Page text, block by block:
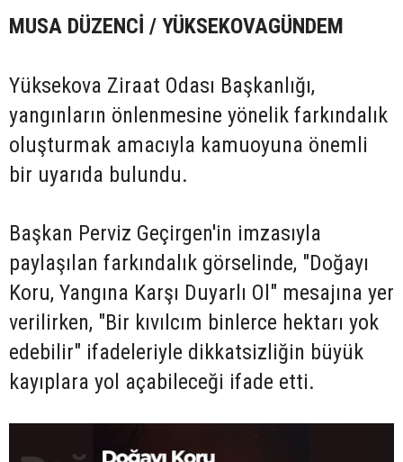
MUSA DÜZENCİ / YÜKSEKOVAGÜNDEM
Yüksekova Ziraat Odası Başkanlığı,
yangınların önlenmesine yönelik farkındalık
oluşturmak amacıyla kamuoyuna önemli
bir uyarıda bulundu.
Başkan Perviz Geçirgen'in imzasıyla
paylaşılan farkındalık görselinde, "Doğayı
Koru, Yangına Karşı Duyarlı Ol" mesajına yer
verilirken, "Bir kıvılcım binlerce hektarı yok
edebilir" ifadeleriyle dikkatsizliğin büyük
kayıplara yol açabileceği ifade etti.